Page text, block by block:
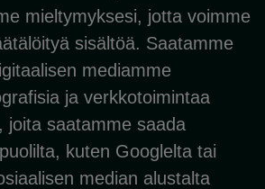
mieltymyksesi, jotta voimme
sisältöä. Saatamme
mediamme
ja verkkotoimintaa
joita saatamme saada
kuten Googlelta tai
median alustalta